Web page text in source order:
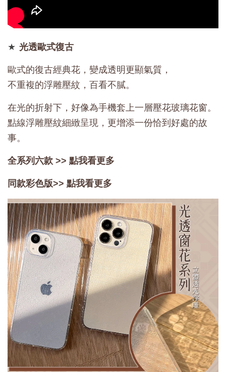
★ 光透歐式復古
歐式的復古經典花，變成透明更顯氣質，
不重複的浮雕壓紋，百看不膩。
在光的折射下，好像為手機套上一層壓花玻璃花窗。
點線浮雕壓紋細緻呈現，更增添一份恰到好處的故
事。
全系列六款 >> 點我看更多
同款彩色版>> 點我看更多